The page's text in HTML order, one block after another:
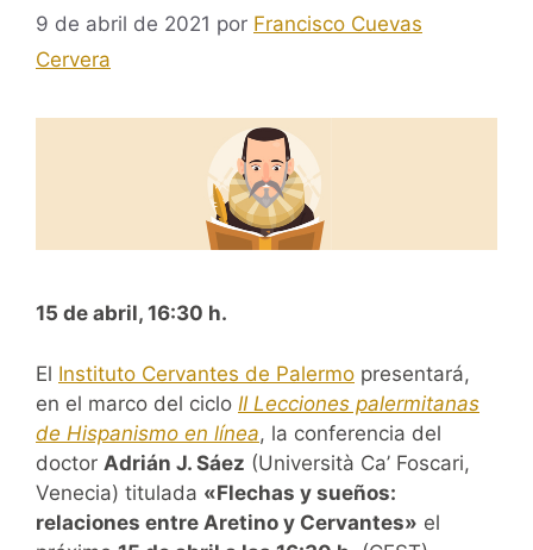
9 de abril de 2021 por Francisco Cuevas
Cervera
15 de abril, 16:30 h.
El Instituto Cervantes de Palermo presentará,
en el marco del ciclo II Lecciones palermitanas
de Hispanismo en línea, la conferencia del
doctor Adrián J. Sáez (Università Ca’ Foscari,
Venecia) titulada «Flechas y sueños:
relaciones entre Aretino y Cervantes» el